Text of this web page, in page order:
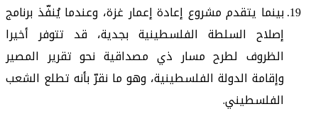
بينما يتقدم مشروع إعادة إعمار غزة، وعندما يُنفّذ برنامج
إصلاح السلطة الفلسطينية بجدية، قد تتوفر أخيرا
الظروف لطرح مسار ذي مصداقية نحو تقرير المصير
وإقامة الدولة الفلسطينية، وهو ما نقرّ بأنه تطلع الشعب
الفلسطيني.